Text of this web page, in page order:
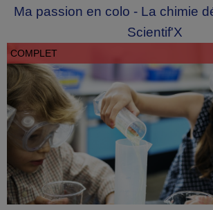
Ma passion en colo - La chimie
Scientif'X
COMPLET